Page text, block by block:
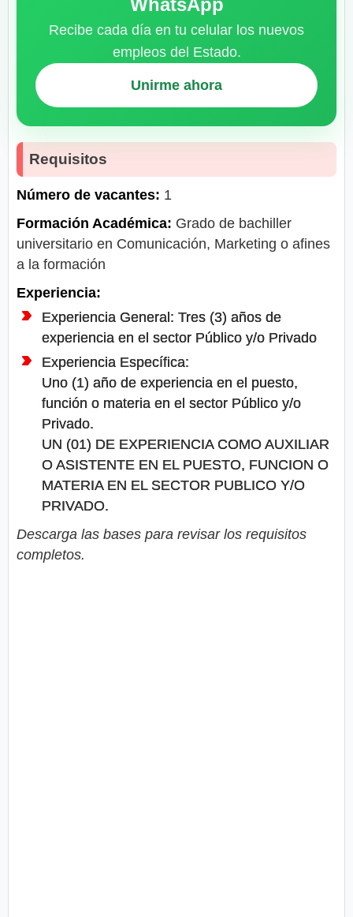
WhatsApp
Recibe cada día en tu celular los nuevos
empleos del Estado.
Unirme ahora
Requisitos
Número de vacantes: 1
Formación Académica: Grado de bachiller
universitario en Comunicación, Marketing o afines
a la formación
Experiencia:
Experiencia General: Tres (3) años de
experiencia en el sector Público y/o Privado
Experiencia Específica:
Uno (1) año de experiencia en el puesto,
función o materia en el sector Público y/o
Privado.
UN (01) DE EXPERIENCIA COMO AUXILIAR
O ASISTENTE EN EL PUESTO, FUNCION O
MATERIA EN EL SECTOR PUBLICO Y/O
PRIVADO.
Descarga las bases para revisar los requisitos
completos.